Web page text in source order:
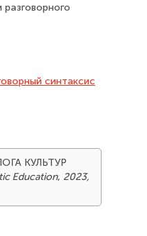
синтаксис
КУЛЬТУР
Education, 2023,